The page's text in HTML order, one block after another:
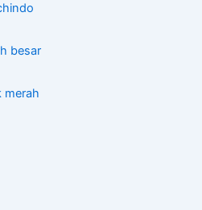
besar
merah